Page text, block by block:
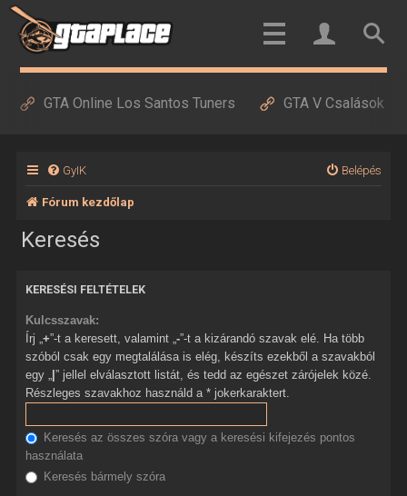
GTA Online Los Santos Tuners GTA V Csalások
GyIK Belépés
Fórum kezdőlap
Keresés
KERESÉSI FELTÉTELEK
Kulcsszavak:
Írj „ +”-t a keresett, valamint „ -”-t a kizárandó szavak elé. Ha több
szóból csak egy megtalálása is elég, készíts ezekből a szavakból
egy „ |” jellel elválasztott listát, és tedd az egészet zárójelek közé.
Részleges szavakhoz használd a * jokerkaraktert.
Keresés az összes szóra vagy a keresési kifejezés pontos
használata
Keresés bármely szóra